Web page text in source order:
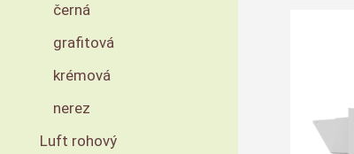
černá
grafitová
krémová
nerez
Luft rohový